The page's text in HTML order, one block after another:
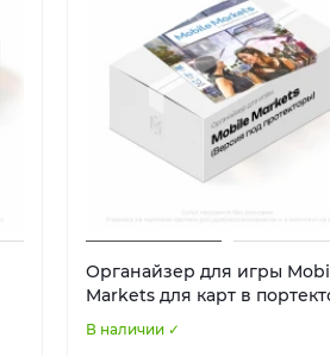
Органайзер для игры
Markets для карт в
В наличии ✓